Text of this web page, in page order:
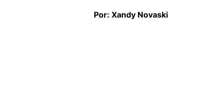
Por: Xandy Novaski